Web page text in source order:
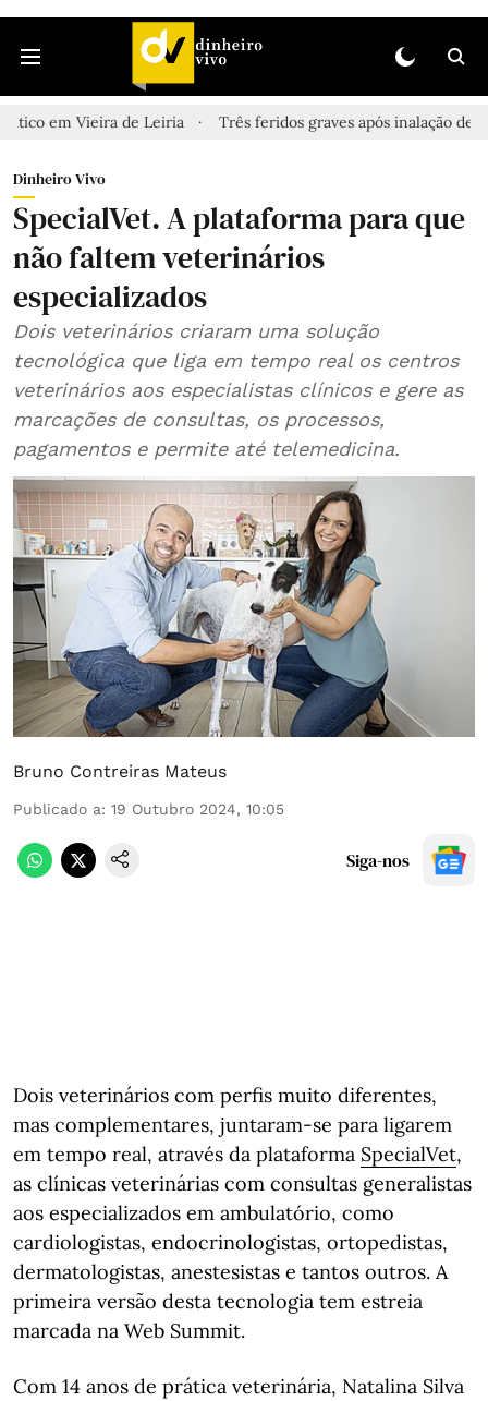
Vieira de Leiria Três feridos graves após inalação de
Dinheiro Vivo
SpecialVet. A plataforma para que
não faltem veterinários
especializados
Dois veterinários criaram uma solução
tecnológica que liga em tempo real os centros
veterinários aos especialistas clínicos e gere as
marcações de consultas, os processos,
pagamentos e permite até telemedicina.
Bruno Contreiras Mateus
Publicado a: 19 Outubro 2024, 10:05
Siga-nos
Dois veterinários com perfis muito diferentes,
mas complementares, juntaram-se para ligarem
em tempo real, através da plataforma SpecialVet,
as clínicas veterinárias com consultas generalistas
aos especializados em ambulatório, como
cardiologistas, endocrinologistas, ortopedistas,
dermatologistas, anestesistas e tantos outros. A
primeira versão desta tecnologia tem estreia
marcada na Web Summit.
Com 14 anos de prática veterinária, Natalina Silva